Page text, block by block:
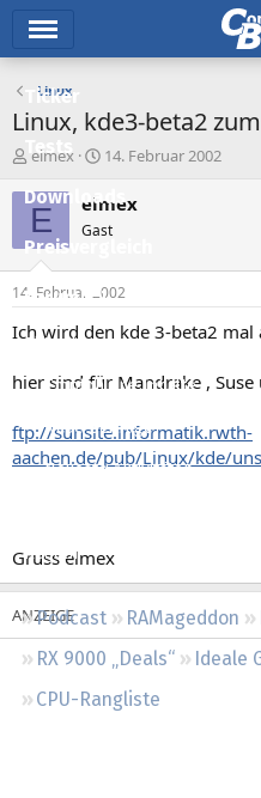
Ticker
Tests
Downloads
Preisvergleich
Forum
Aktuelles
Empfohlene Inhalte
Neue Beiträge
Neueste Aktivitäten
Regeln
Podcast RAMageddon
RX 9000 „Deals“
Ideale
CPU-Rangliste
Linux
Linux, kde3-beta2
E
s
e
e
r
elmex
E
s
e
l
t
a
14. Februar 2002
E elmex
Gast
14. Februar 2002
Ich wird den kde 3-beta2 mal
hier sind für Mandrake ,
ftp://sunsite.informatik.rwth-
aachen.de/pub/Linux/kde/
Gruss elmex